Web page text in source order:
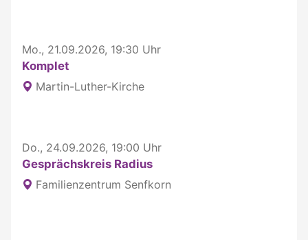
Mo., 21.09.2026, 19:30 Uhr
Komplet
Martin-Luther-Kirche
Do., 24.09.2026, 19:00 Uhr
Gesprächskreis Radius
Familienzentrum Senfkorn